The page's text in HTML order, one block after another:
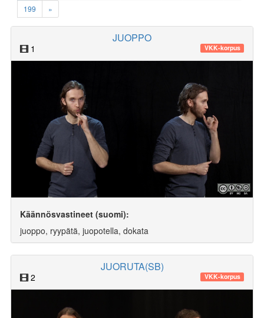
199
»
JUOPPO
1 VKK-korpus
Käännösvastineet (suomi):
juoppo, ryypätä, juopotella, dokata
JUORUTA(SB)
2 VKK-korpus